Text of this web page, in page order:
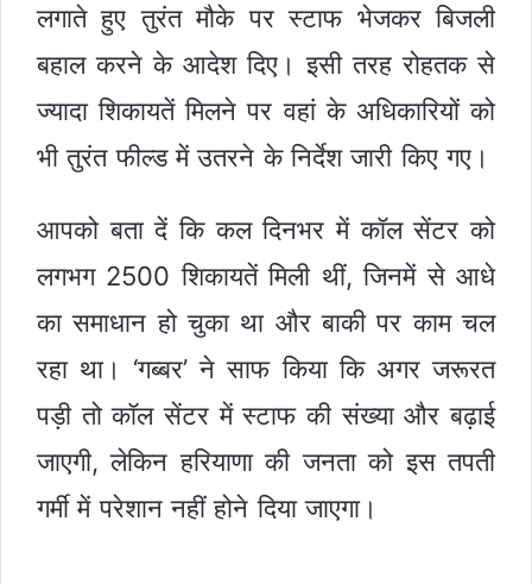
लगाते हुए तुरंत मौके पर स्टाफ भेजकर बिजली
बहाल करने के आदेश दिए। इसी तरह रोहतक से
ज्यादा शिकायतें मिलने पर वहां के अधिकारियों को
भी तुरंत फील्ड में उतरने के निर्देश जारी किए गए।
आपको बता दें कि कल दिनभर में कॉल सेंटर को
लगभग 2500 शिकायतें मिली थीं, जिनमें से आधे
का समाधान हो चुका था और बाकी पर काम चल
रहा था। ‘गब्बर’ ने साफ किया कि अगर जरूरत
पड़ी तो कॉल सेंटर में स्टाफ की संख्या और बढ़ाई
जाएगी, लेकिन हरियाणा की जनता को इस तपती
गर्मी में परेशान नहीं होने दिया जाएगा।